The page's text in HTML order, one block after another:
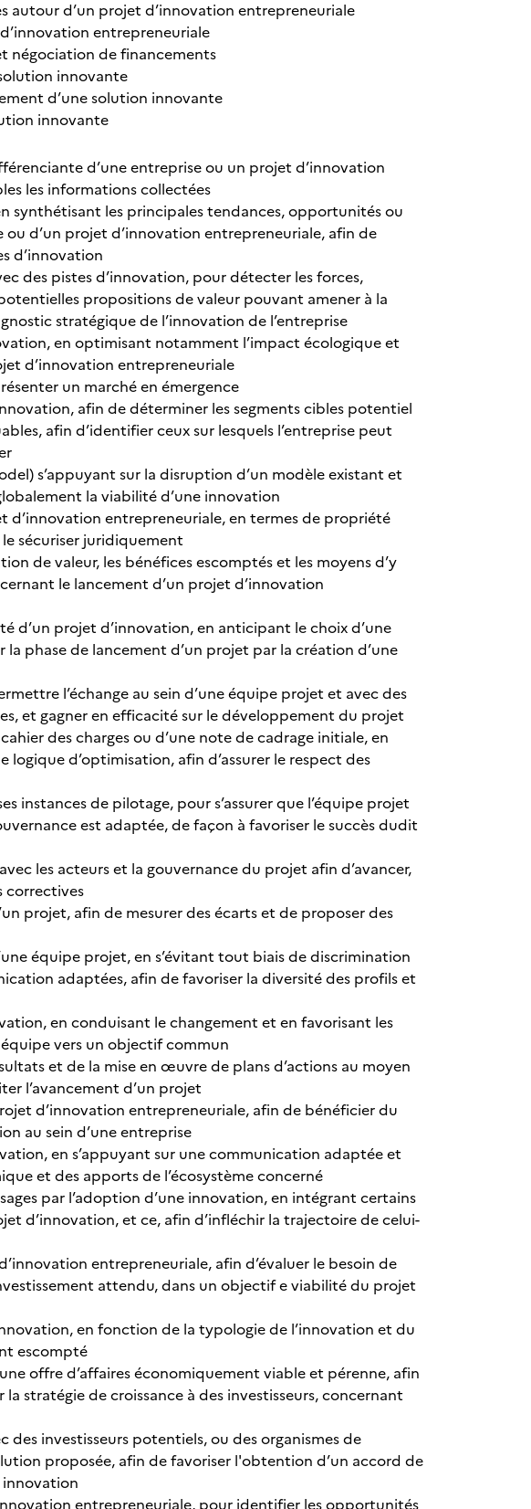
autour d’un projet d’innovation entrepreneuriale
entrepreneuriale
négociation de financements
innovante
d’une solution innovante
innovante
d’une entreprise ou un projet d’innovation
les informations collectées
synthétisant les principales tendances, opportunités ou
d’un projet d’innovation entrepreneuriale, afin de
d’innovation
des pistes d’innovation, pour détecter les forces,
propositions de valeur pouvant amener à la
stratégique de l’innovation de l’entreprise
en optimisant notamment l’impact écologique et
d’innovation entrepreneuriale
un marché en émergence
afin de déterminer les segments cibles potentiel
afin d’identifier ceux sur lesquels l’entreprise peut
s’appuyant sur la disruption d’un modèle existant et
la viabilité d’une innovation
d’innovation entrepreneuriale, en termes de propriété
sécuriser juridiquement
de valeur, les bénéfices escomptés et les moyens d’y
le lancement d’un projet d’innovation
d’un projet d’innovation, en anticipant le choix d’une
phase de lancement d’un projet par la création d’une
l’échange au sein d’une équipe projet et avec des
et gagner en efficacité sur le développement du projet
des charges ou d’une note de cadrage initiale, en
d’optimisation, afin d’assurer le respect des
instances de pilotage, pour s’assurer que l’équipe projet
est adaptée, de façon à favoriser le succès dudit
les acteurs et la gouvernance du projet afin d’avancer,
correctives
projet, afin de mesurer des écarts et de proposer des
équipe projet, en s’évitant tout biais de discrimination
adaptées, afin de favoriser la diversité des profils et
en conduisant le changement et en favorisant les
vers un objectif commun
et de la mise en œuvre de plans d’actions au moyen
l’avancement d’un projet
d’innovation entrepreneuriale, afin de bénéficier du
au sein d’une entreprise
en s’appuyant sur une communication adaptée et
et des apports de l’écosystème concerné
par l’adoption d’une innovation, en intégrant certains
d’innovation, et ce, afin d’infléchir la trajectoire de celui-
entrepreneuriale, afin d’évaluer le besoin de
attendu, dans un objectif e viabilité du projet
en fonction de la typologie de l’innovation et du
escompté
offre d’affaires économiquement viable et pérenne, afin
stratégie de croissance à des investisseurs, concernant
investisseurs potentiels, ou des organismes de
proposée, afin de favoriser l'obtention d’un accord de
innovation
entrepreneuriale, pour identifier les opportunités